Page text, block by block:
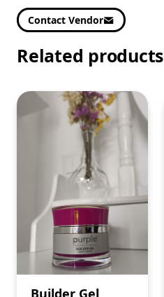
Contact Vendor
Related products
Builder Gel